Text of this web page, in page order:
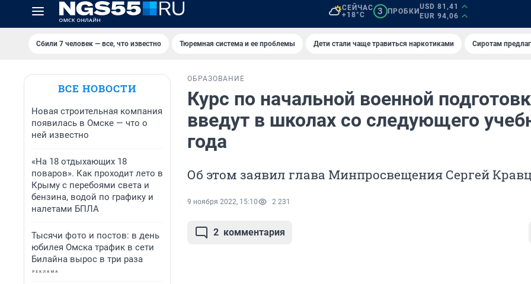
СЕЙЧАС
+18°C
3 ПРОБКИ
USD 81,41
EUR 94,06
Сбили 7 человек — все, что известно Тюремная система и ее проблемы Дети стали чаще травиться наркотиками Сиротам
ВСЕ НОВОСТИ
Новая строительная компания
появилась в Омске — что о
ней известно
«На 18 отдыхающих 18
поваров». Как проходит лето в
Крыму с перебоями света и
бензина, водой по графику и
налетами БПЛА
Тысячи фото и постов: в день
юбилея Омска трафик в сети
Билайна вырос в три раза
ОБРАЗОВАНИЕ
Курс по начальной военной
введут в школах со следующего
года
Об этом заявил глава Минпросвещения Сергей
9 ноября 2022, 15:10 2 231
2 комментария